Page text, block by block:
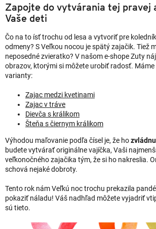
Zapojte do vytvárania tej pravej
Vaše deti
Čo na to ísť trochu od lesa a vytvoriť pre
odmeny? S Veľkou nocou je spätý zajačik. Tiež
neposedné zvieratko? V našom e-shope Zuty
obrazov, ktorými si môžete urobiť radosť. Máme
varianty:
Zajac medzi kvetinami
Zajac v tráve
Dievča s králikom
Šteňa s čiernym králikom
Výhodou maľovanie podľa čísel je, že ho
budete vytvárať originálne vajíčka, Vaši
veľkonočného zajačika tým, že si ho nakreslia.
schová nejaké dobroty.
Tento rok nám Veľkú noc trochu prekazila
pokaziť náladu! Váš nadhľad môžete vyjadriť
sú tieto.